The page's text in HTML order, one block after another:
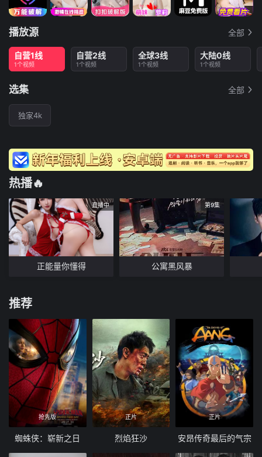
播放源 全部
自营1线
1个视频
自营2线
1个视频
全球3线
1个视频
大陆0线
1个视频
选集 全部
独家4k
热播🔥
直播中
正能量你懂得
第9集
公寓黑风暴
推荐
抢先版
蜘蛛侠：崭新之日
正片
烈焰狂沙
正片
安昂传奇最后的气宗